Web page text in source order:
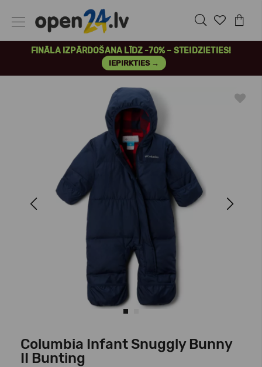
FINĀLA IZPĀRDOŠANA LĪDZ -70% – STEIDZIETIES!
IEPIRKTIES →
Previous Next
Columbia Infant Snuggly Bunny
II Bunting